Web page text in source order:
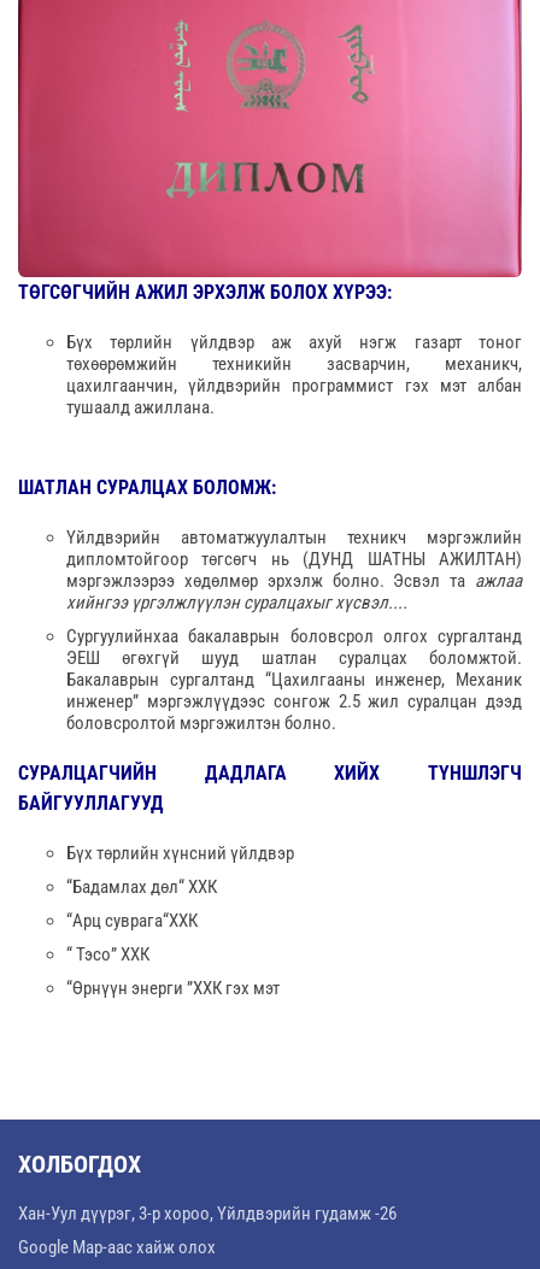
ТӨГСӨГЧИЙН АЖИЛ ЭРХЭЛЖ БОЛОХ ХҮРЭЭ:
Бүх төрлийн үйлдвэр аж ахуй нэгж газарт тоног
төхөөрөмжийн техникийн засварчин, механикч,
цахилгаанчин, үйлдвэрийн программист гэх мэт албан
тушаалд ажиллана.
ШАТЛАН СУРАЛЦАХ БОЛОМЖ:
Үйлдвэрийн автоматжуулалтын техникч мэргэжлийн
дипломтойгоор төгсөгч нь (ДУНД ШАТНЫ АЖИЛТАН)
мэргэжлээрээ хөдөлмөр эрхэлж болно. Эсвэл та ажлаа
хийнгээ үргэлжлүүлэн суралцахыг хүсвэл....
Сургуулийнхаа бакалаврын боловсрол олгох сургалтанд
ЭЕШ өгөхгүй шууд шатлан суралцах боломжтой.
Бакалаврын сургалтанд “Цахилгааны инженер, Механик
инженер” мэргэжлүүдээс сонгож 2.5 жил суралцан дээд
боловсролтой мэргэжилтэн болно.
СУРАЛЦАГЧИЙН ДАДЛАГА ХИЙХ ТҮНШЛЭГЧ
БАЙГУУЛЛАГУУД
Бүх төрлийн хүнсний үйлдвэр
“Бадамлах дөл“ ХХК
“Арц суврага“ХХК
“ Тэсо” ХХК
“Өрнүүн энерги ”ХХК гэх мэт
ХОЛБОГДОХ
Хан-Уул дүүрэг, 3-р хороо, Үйлдвэрийн гудамж -26
Google Map-аас хайж олох